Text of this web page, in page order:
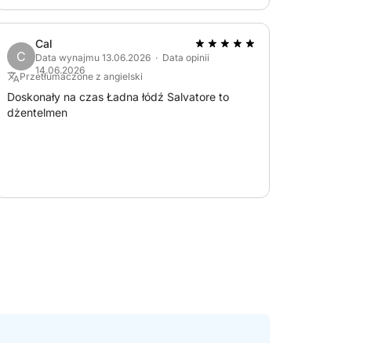
C
Cal
Data wynajmu 13.06.2026 · Data opinii
14.06.2026
Przetłumaczone z angielski
Doskonały na czas Ładna łódź Salvatore to
dżentelmen